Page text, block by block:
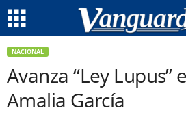
NACIONAL
Avanza “Ley Lupus”
Amalia García